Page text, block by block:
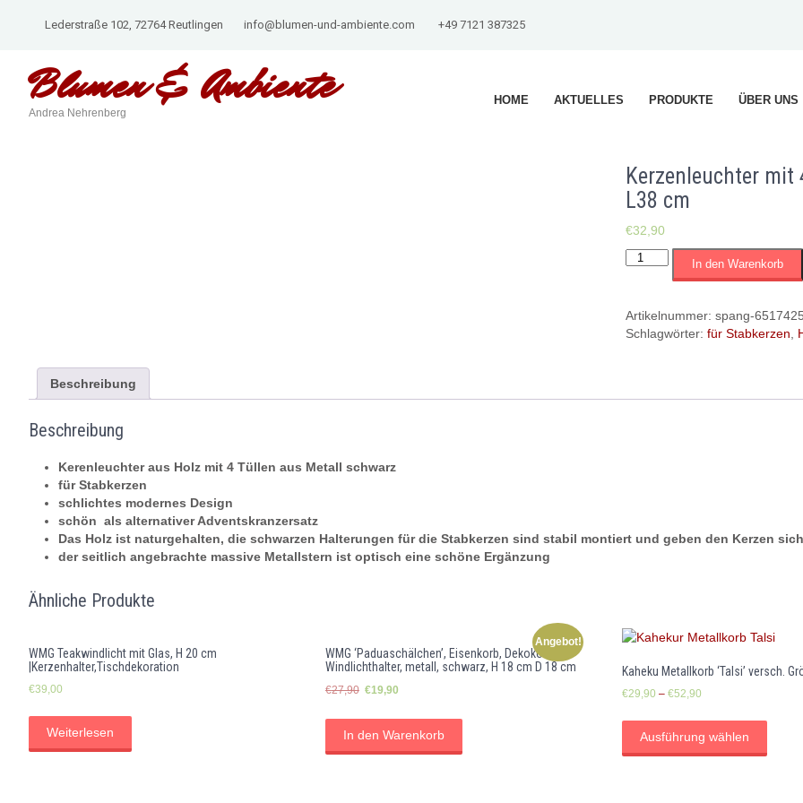
Lederstraße 102, 72764 Reutlingen info@blumen-und-ambiente.com +49 7121 387325
Blumen &Ambiente
Andrea Nehrenberg
HOME AKTUELLES PRODUKTE ÜBER UNS
Kerzenleuchter mit
L38 cm
€32,90
Kerzenleuchter
Tüllen
für
Metall
In den Warenkorb
Artikelnummer: spang-
Schlagwörter: für Stabkerzen
Beschreibung
Beschreibung
Kerenleuchter aus Holz mit 4 Tüllen aus Metall schwarz
für Stabkerzen
schlichtes modernes Design
schön als alternativer Adventskranzersatz
Das Holz ist naturgehalten, die schwarzen Halterungen für die Stabkerzen sind stabil montiert und geben den Kerzen
der seitlich angebrachte massive Metallstern ist optisch eine schöne Ergänzung
Ähnliche Produkte
WMG Teakwindlicht mit Glas, H 20 cm
|Kerzenhalter,Tischdekoration
€39,00
Weiterlesen
Angebot!
WMG ‘Paduaschälchen’, Eisenkorb, Dekokorb,
Windlichthalter, metall, schwarz, H 18 cm D 18 cm
€27,90 Ursprünglicher
€27,90
€19,90
€19,90.
In den Warenkorb
Kaheku Metallkorb ‘Talsi’ versch.
€29,90 – €52,90
Ausführung wählen